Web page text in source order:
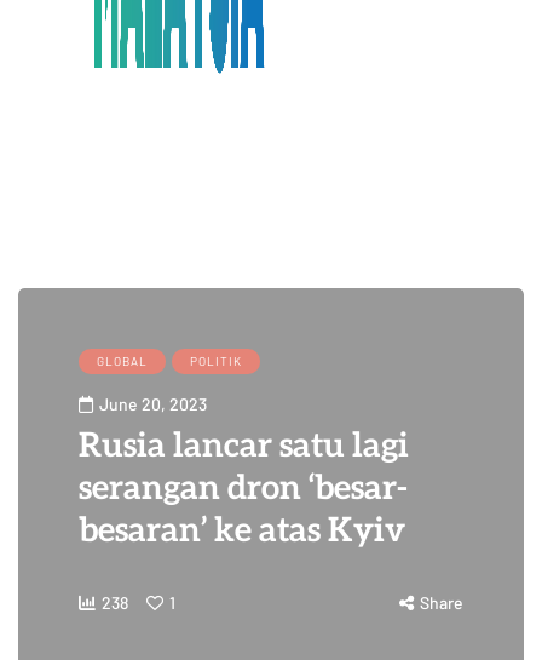
GLOBAL POLITIK
June 20, 2023
Rusia lancar satu lagi
serangan dron ‘besar-
besaran’ ke atas Kyiv
238 1 Share